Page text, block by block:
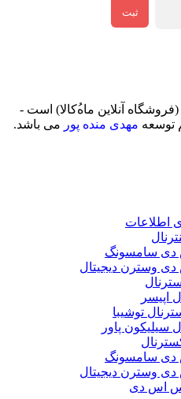
ثبت
آنلاین ماه‌‌‌‌‌‌ُکالا) است -
توسعه مهدی منده پور می باشد.
اطلاعات
دی سامسونگ
وسترن دیجیتال
اپیسر
توشیبا
سیلیکون پاور
دی سامسونگ
وسترن دیجیتال
اس اس دی